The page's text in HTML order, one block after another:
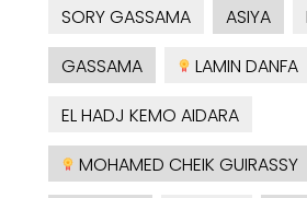
SORY GASSAMA ASIYA
GASSAMA
LAMIN DANFA
EL HADJ KEMO AIDARA
MOHAMED CHEIK GUIRASSY